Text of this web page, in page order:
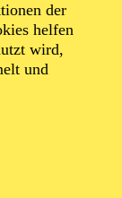
der
helfen
wird,
und